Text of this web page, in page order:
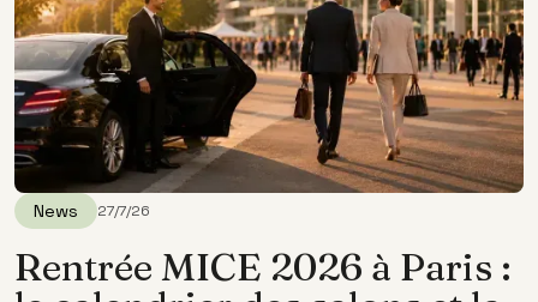
News 27/7/26
Rentrée MICE 2026 à Paris :